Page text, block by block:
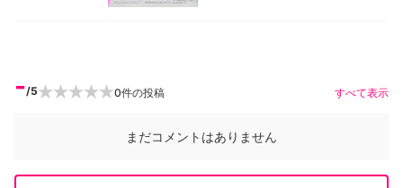
-/5 0件の投稿 すべて表示
まだコメントはありません